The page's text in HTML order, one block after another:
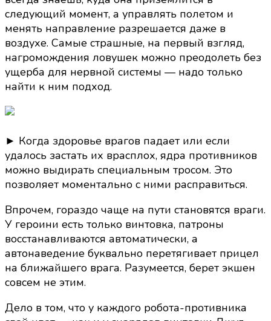
следующий момент, а управлять полетом и
менять направление разрешается даже в
воздухе. Самые страшные, на первый взгляд,
нагромождения ловушек можно преодолеть без
ущерба для нервной системы — надо только
найти к ним подход.
► Когда здоровье врагов падает или если
удалось застать их врасплох, ядра противников
можно выдирать специальным тросом. Это
позволяет моментально с ними расправиться.
Впрочем, гораздо чаще на пути становятся враги.
У героини есть только винтовка, патроны
восстанавливаются автоматически, а
автонаведение буквально перетягивает прицел
на ближайшего врага. Разумеется, берет экшен
совсем не этим.
Дело в том, что у каждого робота-противника